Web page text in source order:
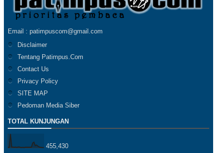
Email : patimpuscom@gmail.com
Disclaimer
Tentang Patimpus.Com
Contact Us
Privacy Policy
SITE MAP
Pedoman Media Siber
TOTAL KUNJUNGAN
455,430